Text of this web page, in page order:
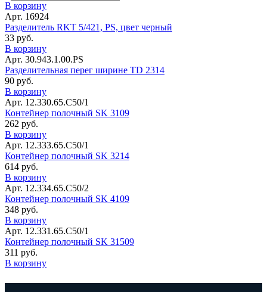
В корзину
Арт. 16924
Разделитель RKT 5/421, PS, цвет черный
33 руб.
В корзину
Арт. 30.943.1.00.PS
Разделительная перег ширине TD 2314
90 руб.
В корзину
Арт. 12.330.65.С50/1
Контейнер полочный SK 3109
262 руб.
В корзину
Арт. 12.333.65.С50/1
Контейнер полочный SK 3214
614 руб.
В корзину
Арт. 12.334.65.С50/2
Контейнер полочный SK 4109
348 руб.
В корзину
Арт. 12.331.65.С50/1
Контейнер полочный SK 31509
311 руб.
В корзину